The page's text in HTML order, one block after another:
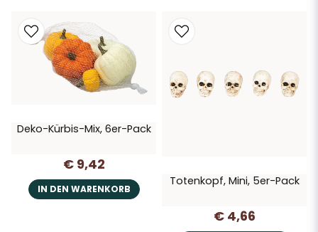
Deko-Kürbis-Mix, 6er-Pack
€ 9,42
IN DEN WARENKORB
Totenkopf, Mini, 5er-Pack
€ 4,66